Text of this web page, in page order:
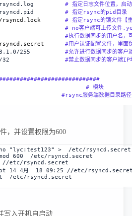
rsyncd.log # 指定日志文件位置，启
rsyncd.pid # 指定rsync的pid目录
rsyncd.lock # 指定rsync的锁文件【
= false # no客户端可上传文件
#执行数据同步的用户名，
#用户认证配置文件，里面
255 #允许进行数据同步的客户
0.0.0.0/32 #禁止数据同步的客户端IP
模块
ces/ #rsync服务端数据目录路径
，并设置权限为600
"lyc:test123" > /etc/rsyncd.secret
600 /etc/rsyncd.secret
//etc/rsyncd.secret
14 4月 18 09:25 //etc/
/etc/rsyncd.secret
写入开机自启动